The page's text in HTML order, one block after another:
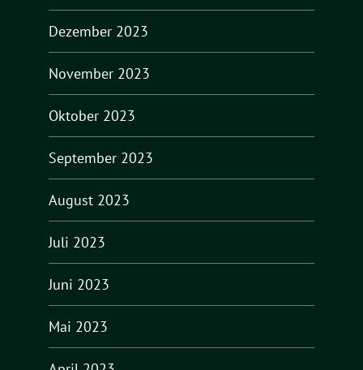
Dezember 2023
November 2023
Oktober 2023
September 2023
August 2023
Juli 2023
Juni 2023
Mai 2023